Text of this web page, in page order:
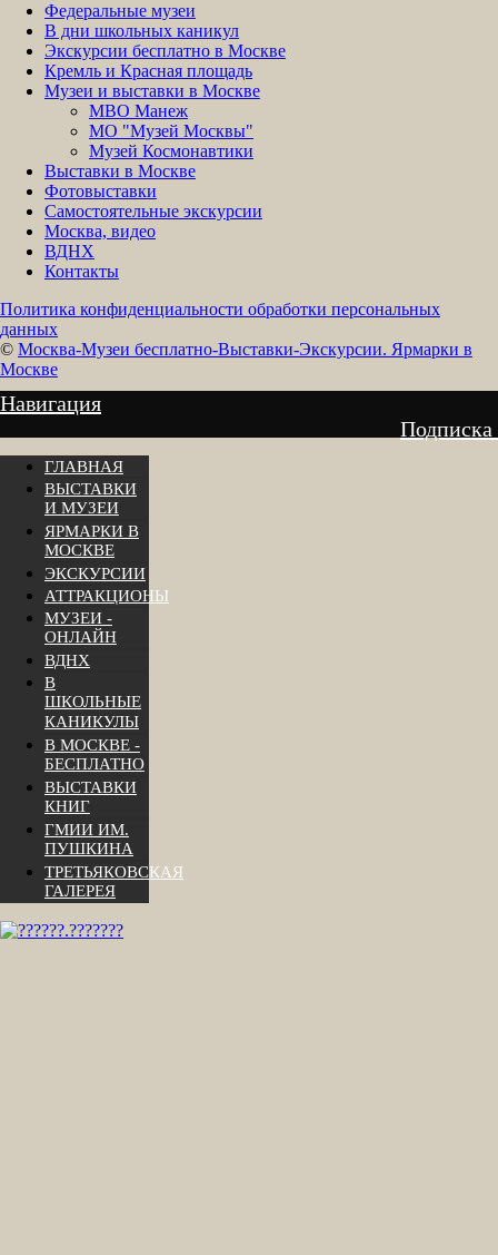
Федеральные музеи
В дни школьных каникул
Экскурсии бесплатно в Москве
Кремль и Красная площадь
Музеи и выставки в Москве
МВО Манеж
МО "Музей Москвы"
Музей Космонавтики
Выставки в Москве
Фотовыставки
Самостоятельные экскурсии
Москва, видео
ВДНХ
Контакты
Политика конфиденциальности обработки персональных
данных
© Москва-Музеи бесплатно-Выставки-Экскурсии. Ярмарки в
Москве
Навигация
Подписка
ГЛАВНАЯ
ВЫСТАВКИ
И МУЗЕИ
ЯРМАРКИ В
МОСКВЕ
ЭКСКУРСИИ
АТТРАКЦИОНЫ
МУЗЕИ -
ОНЛАЙН
ВДНХ
В
ШКОЛЬНЫЕ
КАНИКУЛЫ
В МОСКВЕ -
БЕСПЛАТНО
ВЫСТАВКИ
КНИГ
ГМИИ ИМ.
ПУШКИНА
ТРЕТЬЯКОВСКАЯ
ГАЛЕРЕЯ